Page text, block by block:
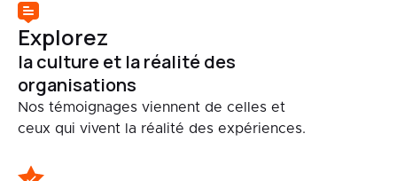
Explorez
la culture et la réalité des
organisations
Nos témoignages viennent de celles et
ceux qui vivent la réalité des expériences.